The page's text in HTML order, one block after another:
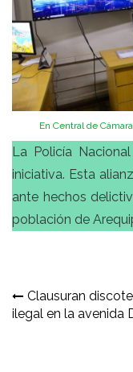
En Central de
La Policía
iniciativa. Esta
ante hechos
población de
de
Clausuran
ilegal en la avenida